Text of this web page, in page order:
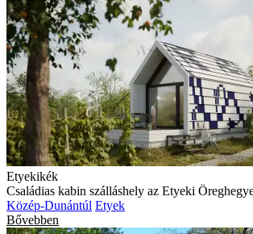
Etyekikék
Családias kabin szálláshely az Etyeki
Közép-Dunántúl Etyek
Bővebben